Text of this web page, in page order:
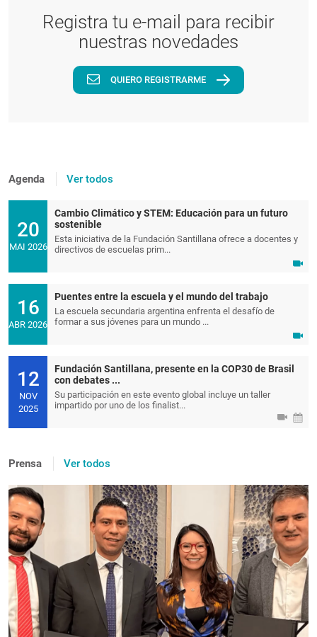
Registra tu e-mail para recibir
nuestras novedades
QUIERO REGISTRARME
Agenda Ver todos
20
MAI 2026
Cambio Climático y STEM: Educación para un futuro
sostenible
Esta iniciativa de la Fundación Santillana ofrece a docentes y
directivos de escuelas prim...
16
ABR 2026
Puentes entre la escuela y el mundo del trabajo
La escuela secundaria argentina enfrenta el desafío de
formar a sus jóvenes para un mundo ...
12
NOV
2025
Fundación Santillana, presente en la COP30 de Brasil
con debates ...
Su participación en este evento global incluye un taller
impartido por uno de los finalist...
Prensa Ver todos